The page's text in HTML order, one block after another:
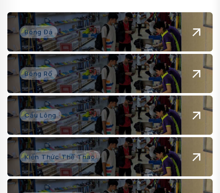
Bóng Đá
Bóng Rổ
Cầu Lông
Kiến Thức Thể Thao